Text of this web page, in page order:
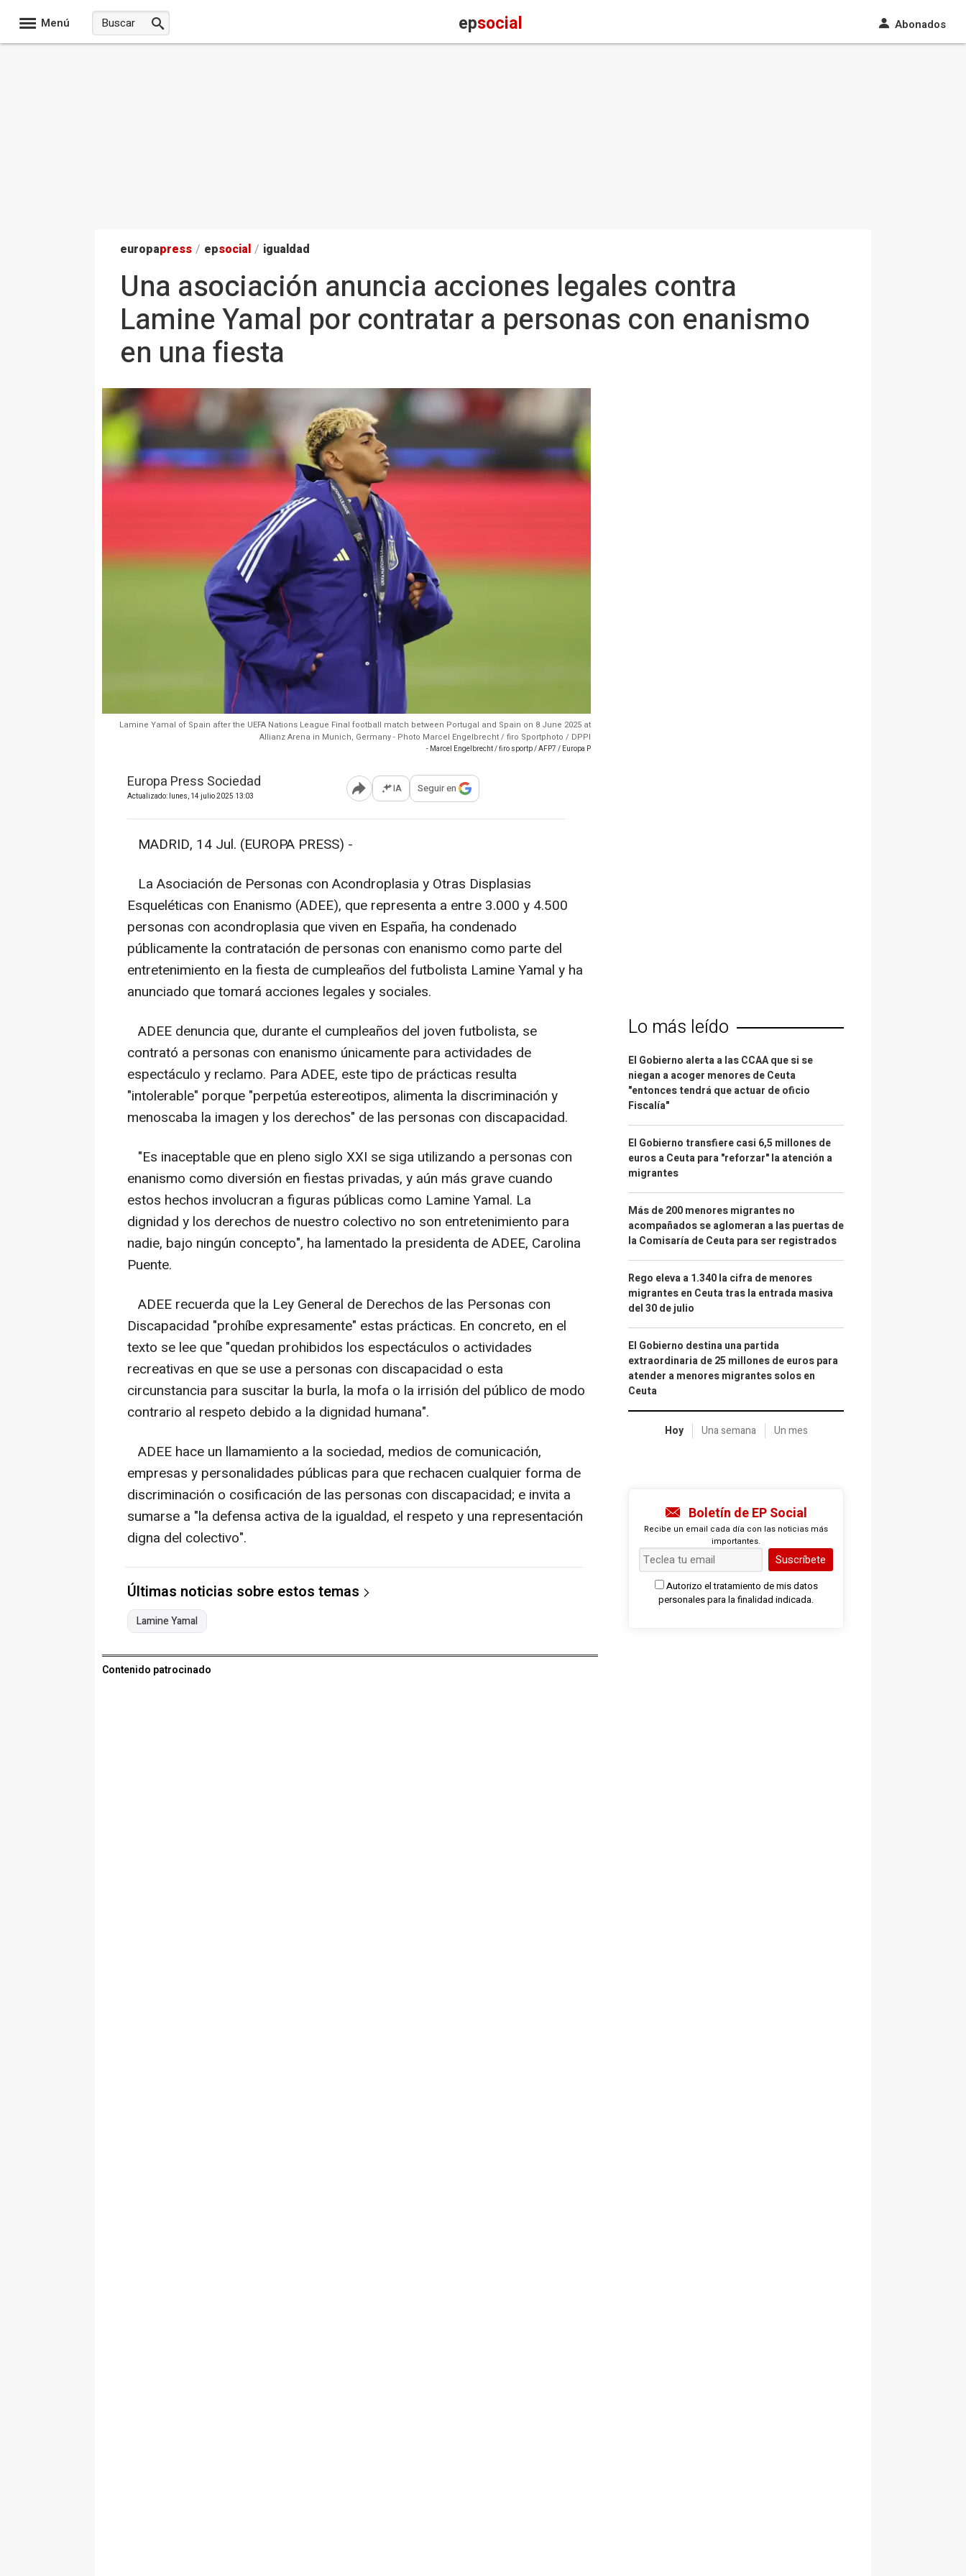
Menú epsocial Abonados
europapress / epsocial / igualdad
Una asociación anuncia acciones legales contra
Lamine Yamal por contratar a personas con enanismo
en una fiesta
Lamine Yamal of Spain after the UEFA Nations League Final football match between Portugal and Spain on 8 June 2025 at
Allianz Arena in Munich, Germany - Photo Marcel Engelbrecht / firo Sportphoto / DPPI
- Marcel Engelbrecht / firo sportp / AFP7 / Europa P
Europa Press Sociedad
Actualizado: lunes, 14 julio 2025 13:03 Abrir opciones para compartir
IA Seguir en
MADRID, 14 Jul. (EUROPA PRESS) -
La Asociación de Personas con Acondroplasia y Otras Displasias
Esqueléticas con Enanismo (ADEE), que representa a entre 3.000 y 4.500
personas con acondroplasia que viven en España, ha condenado
públicamente la contratación de personas con enanismo como parte del
entretenimiento en la fiesta de cumpleaños del futbolista Lamine Yamal y ha
anunciado que tomará acciones legales y sociales.
ADEE denuncia que, durante el cumpleaños del joven futbolista, se
contrató a personas con enanismo únicamente para actividades de
espectáculo y reclamo. Para ADEE, este tipo de prácticas resulta
"intolerable" porque "perpetúa estereotipos, alimenta la discriminación y
menoscaba la imagen y los derechos" de las personas con discapacidad.
"Es inaceptable que en pleno siglo XXI se siga utilizando a personas con
enanismo como diversión en fiestas privadas, y aún más grave cuando
estos hechos involucran a figuras públicas como Lamine Yamal. La
dignidad y los derechos de nuestro colectivo no son entretenimiento para
nadie, bajo ningún concepto", ha lamentado la presidenta de ADEE, Carolina
Puente.
ADEE recuerda que la Ley General de Derechos de las Personas con
Discapacidad "prohíbe expresamente" estas prácticas. En concreto, en el
texto se lee que "quedan prohibidos los espectáculos o actividades
recreativas en que se use a personas con discapacidad o esta
circunstancia para suscitar la burla, la mofa o la irrisión del público de modo
contrario al respeto debido a la dignidad humana".
ADEE hace un llamamiento a la sociedad, medios de comunicación,
empresas y personalidades públicas para que rechacen cualquier forma de
discriminación o cosificación de las personas con discapacidad; e invita a
sumarse a "la defensa activa de la igualdad, el respeto y una representación
digna del colectivo".
Últimas noticias sobre estos temas
Lamine Yamal
Contenido patrocinado
Lo más leído
El Gobierno alerta a las CCAA que si se
niegan a acoger menores de Ceuta
"entonces tendrá que actuar de oficio
Fiscalía"
El Gobierno transfiere casi 6,5 millones de
euros a Ceuta para "reforzar" la atención a
migrantes
Más de 200 menores migrantes no
acompañados se aglomeran a las puertas de
la Comisaría de Ceuta para ser registrados
Rego eleva a 1.340 la cifra de menores
migrantes en Ceuta tras la entrada masiva
del 30 de julio
El Gobierno destina una partida
extraordinaria de 25 millones de euros para
atender a menores migrantes solos en
Ceuta
Hoy Una semana Un mes
Boletín de EP Social
Recibe un email cada día con las noticias más
importantes.
Suscríbete
Autorizo el tratamiento de mis datos
personales para la finalidad indicada.